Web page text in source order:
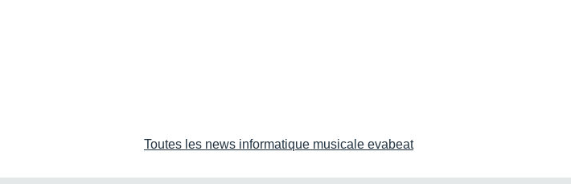
Toutes les news informatique musicale evabeat